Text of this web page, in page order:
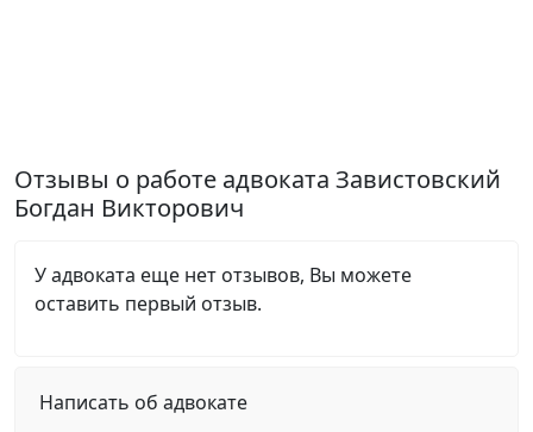
Отзывы о работе адвоката Завистовский
Богдан Викторович
У адвоката еще нет отзывов, Вы можете
оставить первый отзыв.
Написать об адвокате